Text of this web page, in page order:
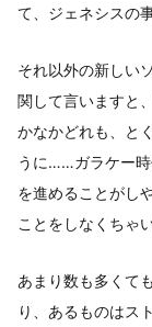
て、ジェネシスの
それ以外の新しい
関して言いますと
かなかどれも、と
うに……ガラケー時
を進めることがし
ことをしなくちゃ
あまり数も多くて
り、あるものはス